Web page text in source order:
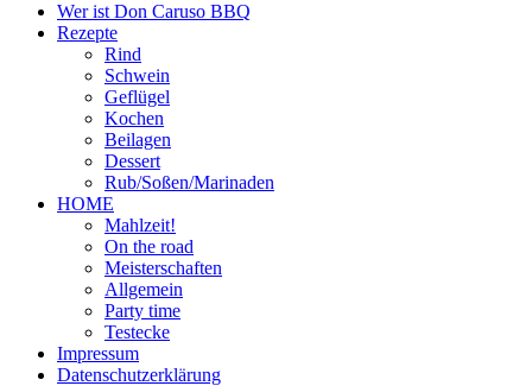
Wer ist Don Caruso BBQ
Rezepte
Rind
Schwein
Geflügel
Kochen
Beilagen
Dessert
Rub/Soßen/Marinaden
HOME
Mahlzeit!
On the road
Meisterschaften
Allgemein
Party time
Testecke
Impressum
Datenschutzerklärung